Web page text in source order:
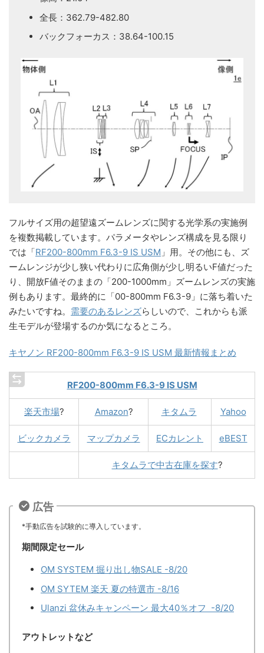
全長：362.79-482.80
バックフォーカス：38.64-100.15
フルサイズ用の超望遠ズームレンズに関する光学系の実施例
を複数掲載しています。パラメータやレンズ構成を見る限り
では「RF200-800mm F6.3-9 IS USM 」用。その他にも、ズ
ームレンジが少し狭い代わりに広角側が少し明るいF値だった
り、開放F値そのままの「200-1000mm」ズームレンズの実施
例もあります。最終的に「00-800mm F6.3-9」に落ち着いた
みたいですね。 需要のあるレンズらしいので、これからも派
生モデルが登場するのか気になるところ。
キヤノン RF200-800mm F6.3-9 IS USM 最新情報まとめ
RF200-800mm F6.3-9 IS USM
楽天市場? Amazon? キタムラ Yahoo
ビックカメラ マップカメラ ECカレント eBEST
キタムラで中古在庫を探す?
広告
*手動広告を試験的に導入しています。
期間限定セール
OM SYSTEM 掘り出し物SALE -8/20
OM SYTEM 楽天 夏の特選市 -8/16
Ulanzi 盆休みキャンペーン 最大40％オフ -8/20
アウトレットなど